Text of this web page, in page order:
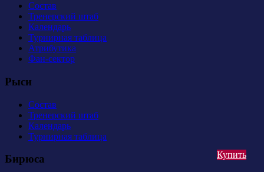
Купить
Состав
Тренерский штаб
Календарь
Турнирная таблица
Атрибутика
Фан-сектор
Рыси
Состав
Тренерский штаб
Календарь
Турнирная таблица
Бирюса